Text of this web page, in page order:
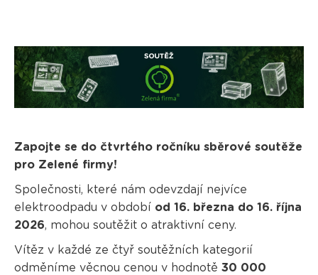
Zapojte se do čtvrtého ročníku sběrové soutěže
pro Zelené firmy!
Společnosti, které nám odevzdají nejvíce
elektroodpadu v období od 16. března do 16. října
2026, mohou soutěžit o atraktivní ceny.
Vítěz v každé ze čtyř soutěžních kategorií
odměníme věcnou cenou v hodnotě 30 000